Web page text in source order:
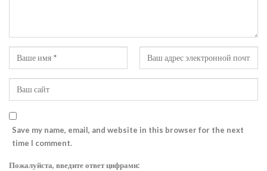
Save my name, email, and website in this browser for the next
time I comment.
Пожалуйста, введите ответ цифрами: